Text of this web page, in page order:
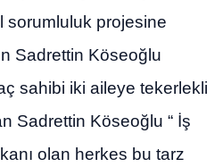
sorumluluk projesine
Sadrettin Köseoğlu
sahibi iki aileye tekerlekli
Sadrettin Köseoğlu “ İş
olan herkes bu tarz